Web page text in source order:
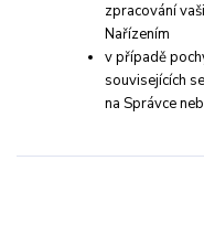
zpracování
Nařízením
v případě
souvisejících
na Správce